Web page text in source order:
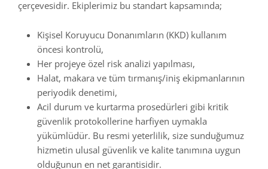
çerçevesidir. Ekiplerimiz bu standart kapsamında;
Kişisel Koruyucu Donanımların (KKD) kullanım
öncesi kontrolü,
Her projeye özel risk analizi yapılması,
Halat, makara ve tüm tırmanış/iniş ekipmanlarının
periyodik denetimi,
Acil durum ve kurtarma prosedürleri gibi kritik
güvenlik protokollerine harfiyen uymakla
yükümlüdür. Bu resmi yeterlilik, size sunduğumuz
hizmetin ulusal güvenlik ve kalite tanımına uygun
olduğunun en net garantisidir.